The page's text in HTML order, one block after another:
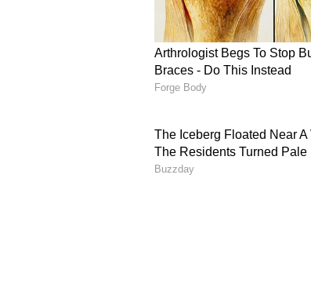
తెల్ల‌వారుజాము నుంచే ల‌క్ష‌ల
ర‌థ స‌ప్త‌మి సంద‌ర్భంగా
శ్రీనివాసుడు శ్రీ మలయప్ప
మంది భక్తులు తరలివచ్చారు.
తెల్లవారుజాము నుండే అన్ని
తాగునీరు, పానీయాలు, బిస్కెట్లు
తీసుకున్నారు. వేడి వాతావ‌ర‌ణ